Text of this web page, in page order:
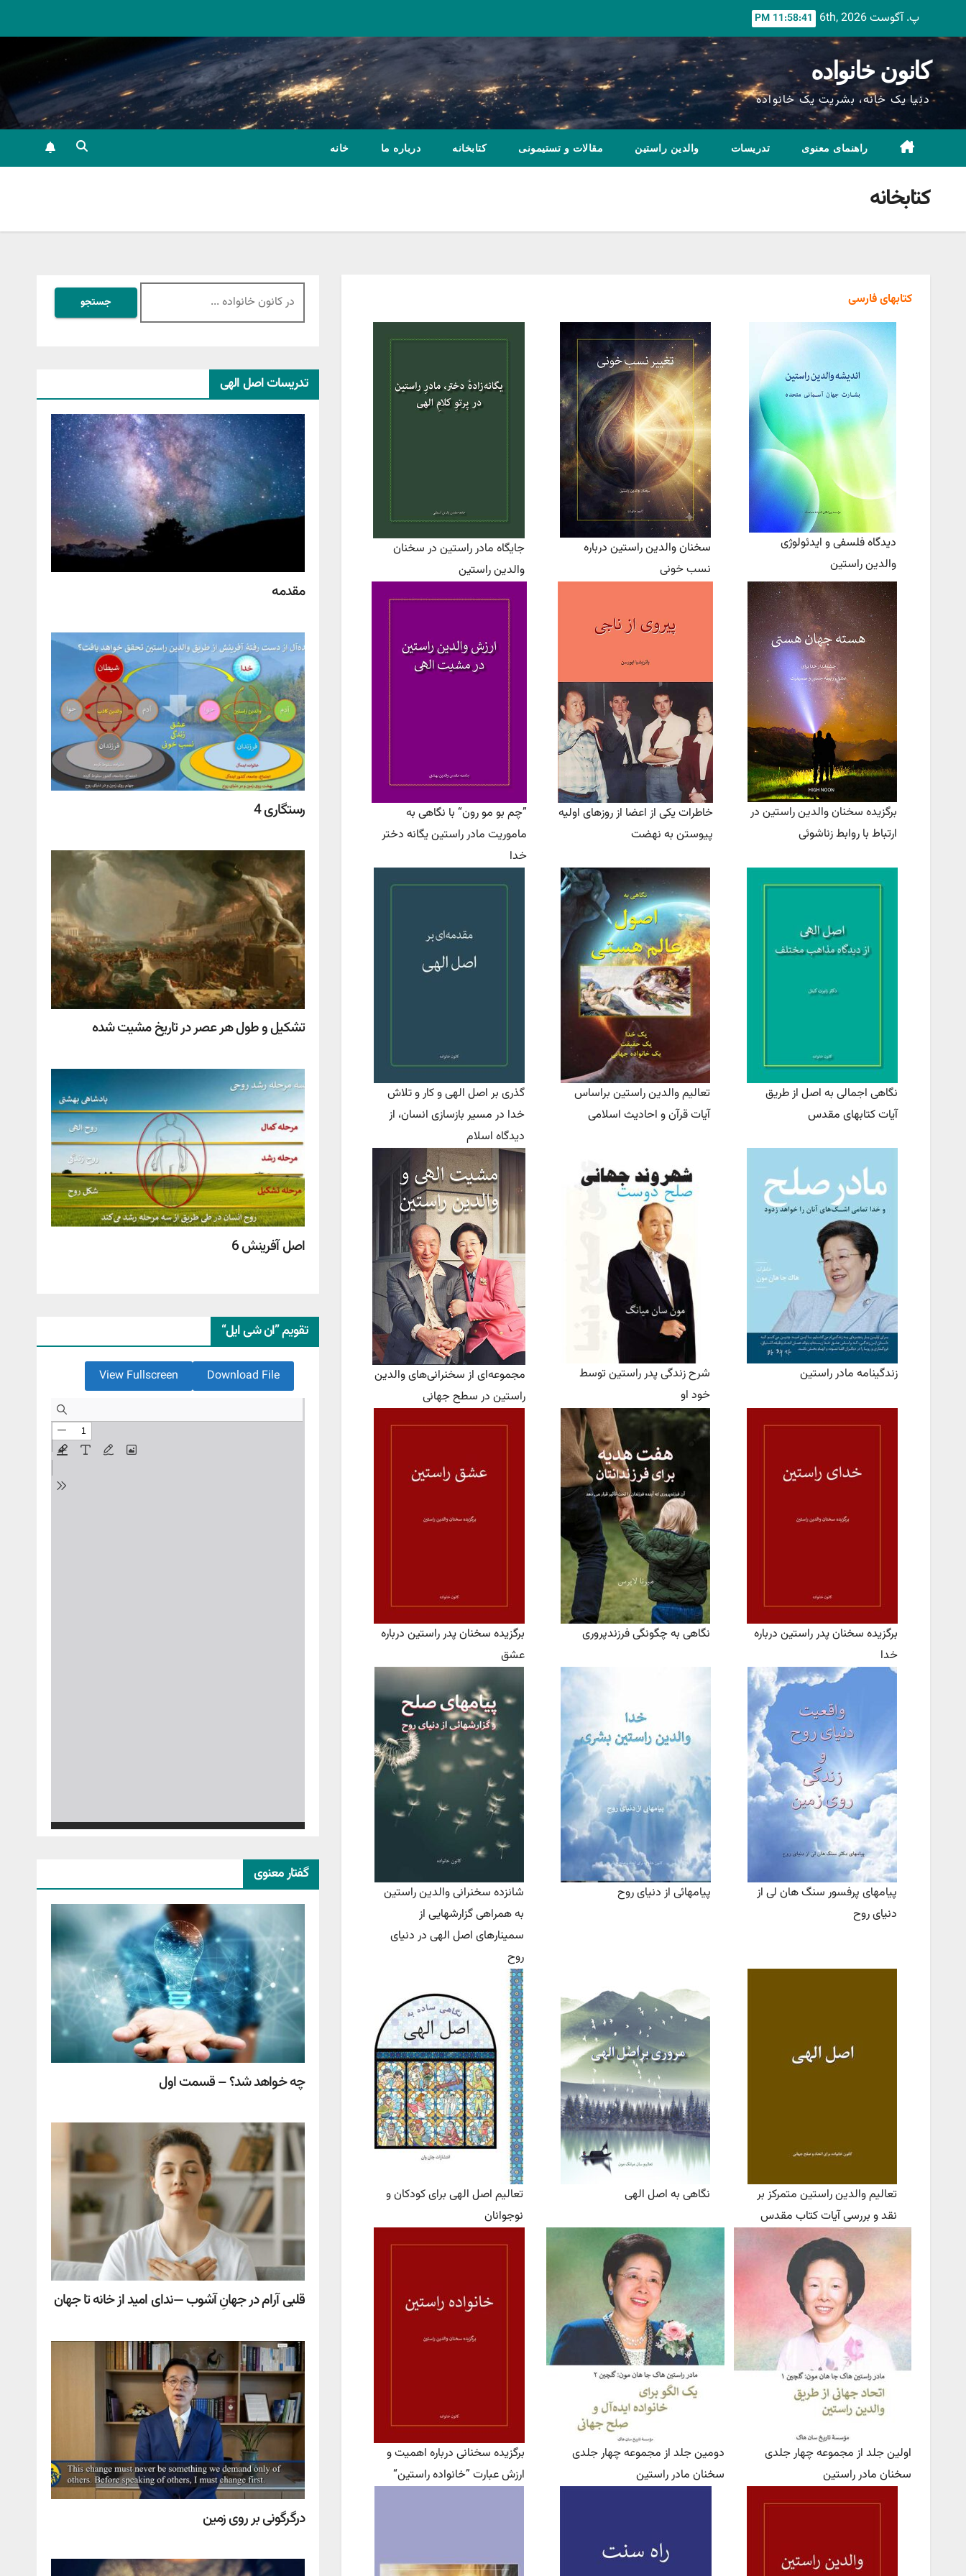
پ. آگوست 6th, 2026 11:58:43 PM
کانون خانواده
دنیا یک خانه، بشریت یک خانواده
راهنمای معنوی تدریسات والدین راستین مقالات و تستیمونی کتابخانه درباره ما خانه
کتابخانه
کتابهای فارسی
دیدگاه فلسفی و ایدئولوژی
والدین راستین
سخنان والدین راستین درباره
نسب خونی
جایگاه مادر راستین در سخنان
والدین راستین
برگزیده سخنان والدین راستین در
ارتباط با روابط زناشوئی
خاطرات یکی از اعضا از روزهای اولیه
پیوستن به نهضت
”چم بو مو رون“ با نگاهی به
ماموریت مادر راستین یگانه دختر
خدا
نگاهی اجمالی به اصل از طریق
آیات کتابهای مقدس
تعالیم والدین راستین براساس
آیات قرآن و احادیث اسلامی
گذری بر اصل الهی و کار و تلاش
خدا در مسیر بازسازی انسان، از
دیدگاه اسلام
زندگینامه مادر راستین
شرح زندگی پدر راستین توسط
خود او
مجموعه‌ای از سخنرانی‌های والدین
راستین در سطح جهانی
برگزیده سخنان پدر راستین درباره
خدا
نگاهی به چگونگی فرزندپروری
برگزیده سخنان پدر راستین درباره
عشق
پیامهای پرفسور سنگ هان لی از
دنیای روح
پیامهائی از دنیای روح
شانزده سخنرانی‌ والدین راستین
به همراهی گزارشهایی از
سمینارهای اصل الهی در دنیای
روح
تعالیم والدین راستین متمرکز بر
نقد و بررسی آیات کتاب مقدس
نگاهی به اصل الهی
تعالیم اصل الهی برای کودکان و
نوجوانان
اولین جلد از مجموعه چهار جلدی
سخنان مادر راستین
دومین جلد از مجموعه چهار جلدی
سخنان مادر راستین
برگزیده سخنانی درباره اهمیت و
ارزش عبارت ”خانواده راستین“
جستجو
برای:
تدریسات اصل الهی
مقدمه
رستگاری 4
تشکیل و طول هر عصر در تاریخ مشیت شده
اصل آفرینش 6
تقویم ”ان شی ایل“
Download File
View Fullscreen
گفتار معنوی
چه خواهد شد؟ – قسمت اول
قلبی آرام در جهانِ آشوب —ندای امید از خانه تا جهان
درگرگونی بر روی زمین